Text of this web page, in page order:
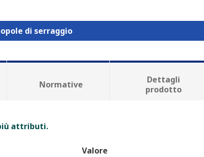
di serraggio
Normative
Dettagli
prodotto
attributi.
Valore